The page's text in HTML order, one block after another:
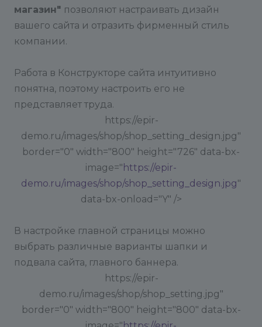
магазин" позволяют настраивать дизайн
вашего сайта и отразить фирменный стиль
компании.
Работа в Конструкторе сайта интуитивно
понятна, поэтому настроить его не
представляет труда.
https://epir-
demo.ru/images/shop/shop_setting_design.jpg"
border="0" width="800" height="726" data-bx-
image=" https://epir-
demo.ru/images/shop/shop_setting_design.jpg"
data-bx-onload="Y" />
В настройке главной страницы можно
выбрать различные варианты шапки и
подвала сайта, главного баннера.
https://epir-
demo.ru/images/shop/shop_setting.jpg"
border="0" width="800" height="800" data-bx-